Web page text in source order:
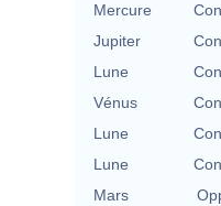
Mercure
Jupiter
Lune
Vénus
Lune
Lune
Mars